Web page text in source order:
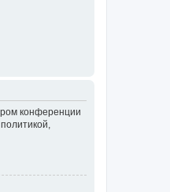
конференции